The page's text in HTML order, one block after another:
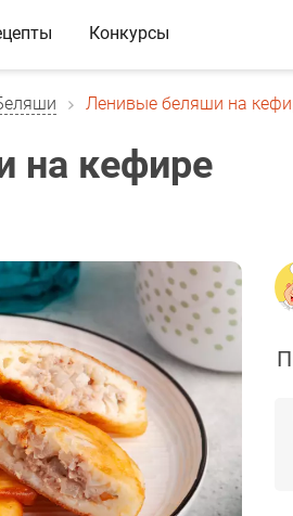
Конкурсы
Ленивые беляши на
на кефире